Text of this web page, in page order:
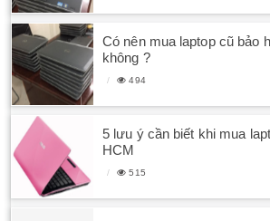
Có nên mua laptop cũ bảo
không ?
494
5 lưu ý cần biết khi mua
HCM
515